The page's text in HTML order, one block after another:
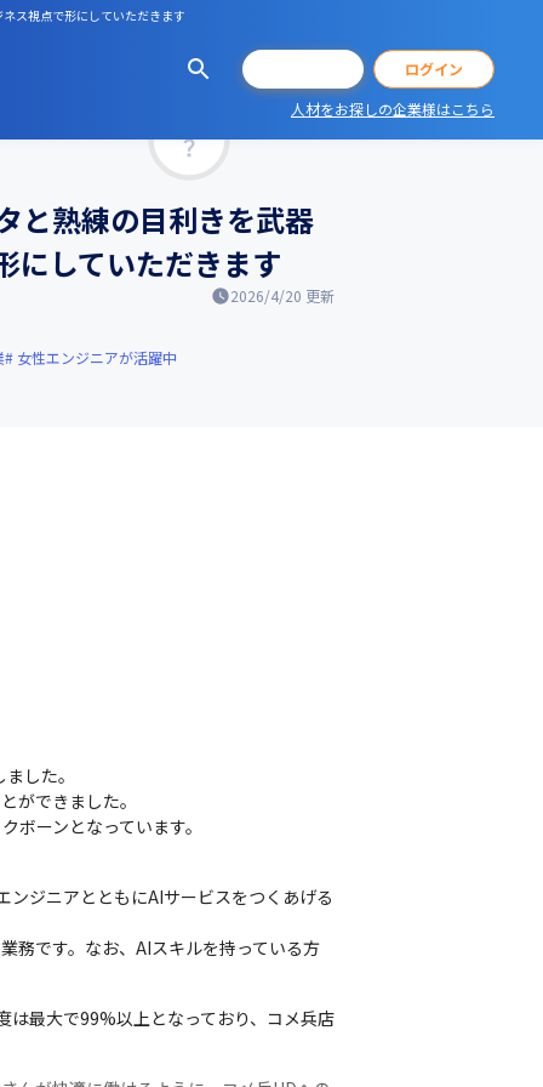
ス視点で形にしていただきます
ログイン
人材をお探しの企業様はこちら
と熟練の目利きを武器
にしていただきます
2026/4/20 更新
女性エンジニアが活躍中
した。
ができました。
ボーンとなっています。
ジニアとともにAIサービスをつくあげる
務です。なお、AIスキルを持っている方
は最大で99%以上となっており、コメ兵店